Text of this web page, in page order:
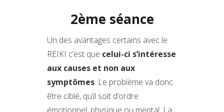
2ème séance
Un des avantages certains avec le
REIKI c’est que celui-ci s’intéresse
aux causes et non aux
symptômes. Le problème va donc
être ciblé, qu’il soit d’ordre